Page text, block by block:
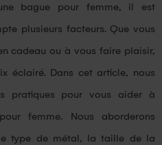
bague pour femme, il est
plusieurs facteurs. Que vous
cadeau ou à vous faire plaisir,
éclairé. Dans cet article, nous
pratiques pour vous aider à
femme. Nous aborderons
type de métal, la taille de la